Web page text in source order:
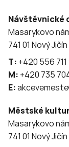
Návštěvnické
Masarykovo
741 01 Nový Jičín
T: +420 556
M: +420 735
E:akcevemeste
Městské
Masarykovo
741 01 Nový Jičín